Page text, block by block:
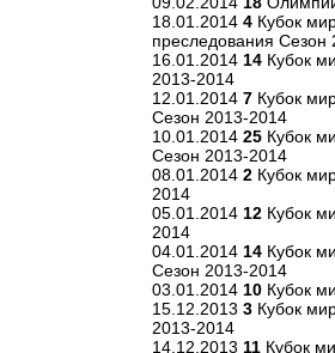
18.01.2014 4 Кубок
преследования Сезон
16.01.2014 14 Кубок
2013-2014
12.01.2014 7 Кубок
Сезон 2013-2014
10.01.2014 25 Кубок
Сезон 2013-2014
08.01.2014 2 Кубок
2014
05.01.2014 12 Кубок
2014
04.01.2014 14 Кубок
Сезон 2013-2014
03.01.2014 10 Кубок
15.12.2013 3 Кубок
2013-2014
14.12.2013 11 Кубок